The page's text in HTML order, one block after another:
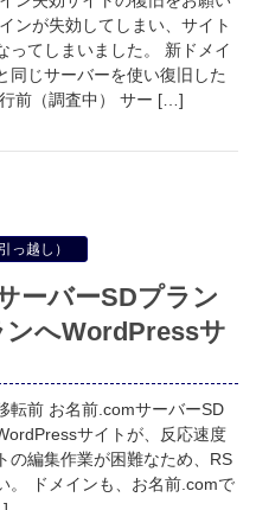
ンが失効してしまい、サイト
ってしまいました。 新ドメイ
同じサーバーを使い復旧した
前（調査中） サー […]
っ越し）
ーバーSDプラン
ンへWordPressサ
転前 お名前.comサーバーSD
サイトが、反応速度
の編集作業が困難なため、RS
。 ドメインも、お名前.comで